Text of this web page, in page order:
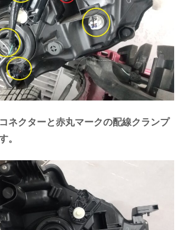
ネクターと赤丸マークの配線クランプ
。